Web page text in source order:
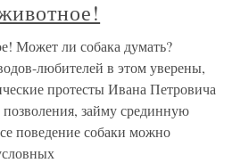
Может ли собака думать?
любителей в этом уверены,
протесты Ивана Петровича
займу срединную
поведение собаки можно